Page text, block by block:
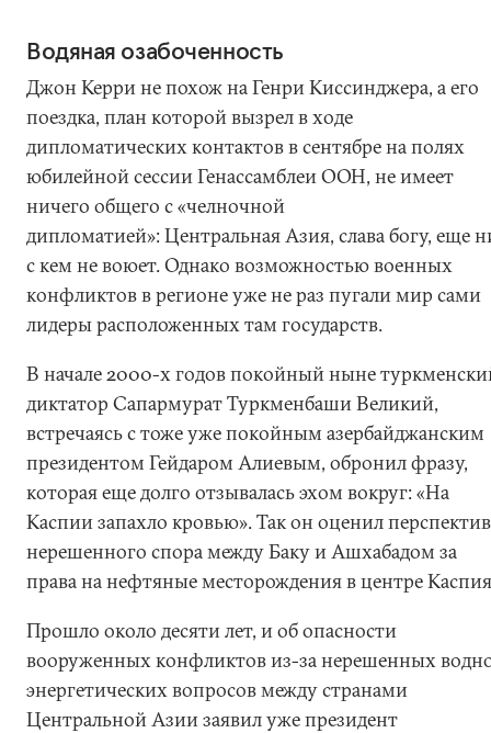
Водяная озабоченность
Джон Керри не похож на Генри Киссинджера, а его
поездка, план которой вызрел в ходе
дипломатических контактов в сентябре на полях
юбилейной сессии Генассамблеи ООН, не имеет
ничего общего с «челночной
дипломатией»: Центральная Азия, слава богу, еще
с кем не воюет. Однако возможностью военных
конфликтов в регионе уже не раз пугали мир сами
лидеры расположенных там государств.
В начале 2000-х годов покойный ныне
диктатор Сапармурат Туркменбаши Великий,
встречаясь с тоже уже покойным азербайджанским
президентом Гейдаром Алиевым, обронил фразу,
которая еще долго отзывалась эхом вокруг: «На
Каспии запахло кровью». Так он оценил
нерешенного спора между Баку и Ашхабадом за
права на нефтяные месторождения в центре
Прошло около десяти лет, и об опасности
вооруженных конфликтов из-за нерешенных
энергетических вопросов между странами
Центральной Азии заявил уже президент